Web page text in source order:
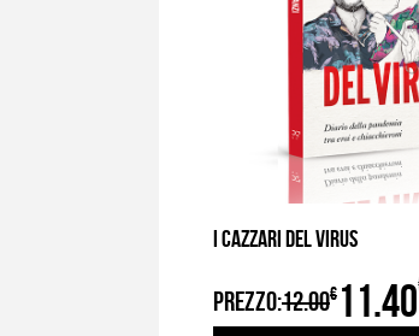
I CAZZARI DEL VIRUS
PREZZO:12.00€ 11.40